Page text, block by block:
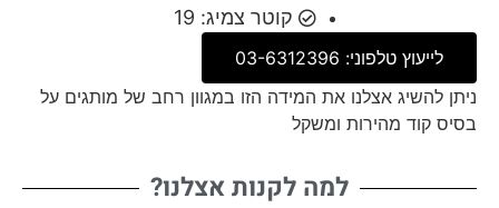
קוטר צמיג: 19
לייעוץ טלפוני: 03-6312396
ניתן להשיג אצלנו את המידה הזו במגוון רחב של מותגים על
בסיס קוד מהירות ומשקל
למה לקנות אצלנו?